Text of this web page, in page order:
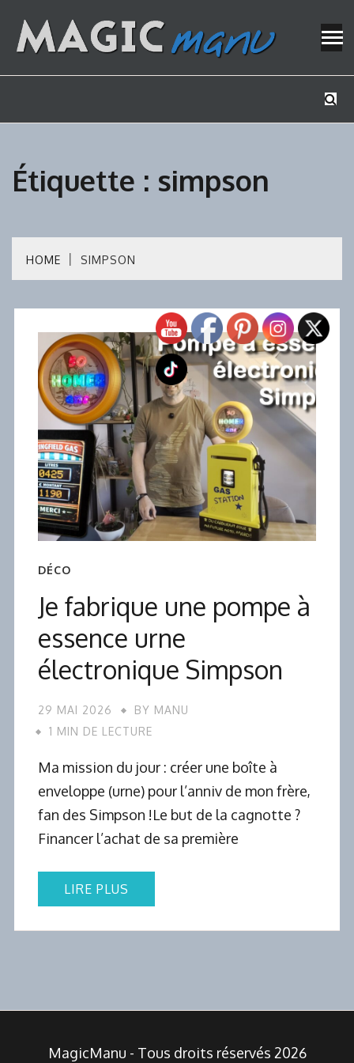
content
Étiquette : simpson
HOME SIMPSON
DÉCO
Je fabrique une pompe à
essence urne
électronique Simpson
29 MAI 2026 BY MANU
1 MIN DE LECTURE
Ma mission du jour : créer une boîte à
enveloppe (urne) pour l’anniv de mon frère,
fan des Simpson !Le but de la cagnotte ?
Financer l’achat de sa première
LIRE PLUS
MagicManu - Tous droits réservés 2026